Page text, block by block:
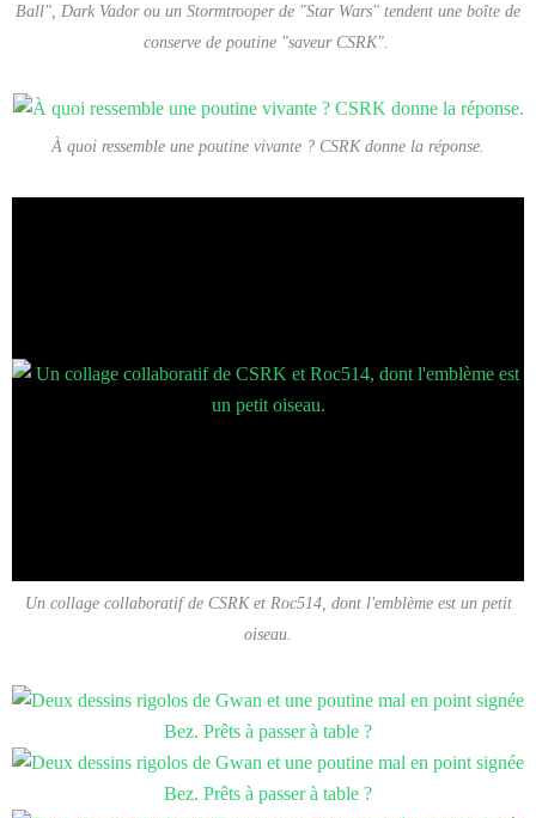
Ball", Dark Vador ou un Stormtrooper de "Star Wars" tendent une boîte de
conserve de poutine "saveur CSRK".
À quoi ressemble une poutine vivante ? CSRK donne la réponse.
Un collage collaboratif de CSRK et Roc514, dont l'emblème est un petit
oiseau.